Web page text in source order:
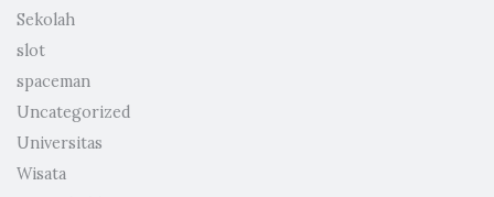
Sekolah
slot
spaceman
Uncategorized
Universitas
Wisata